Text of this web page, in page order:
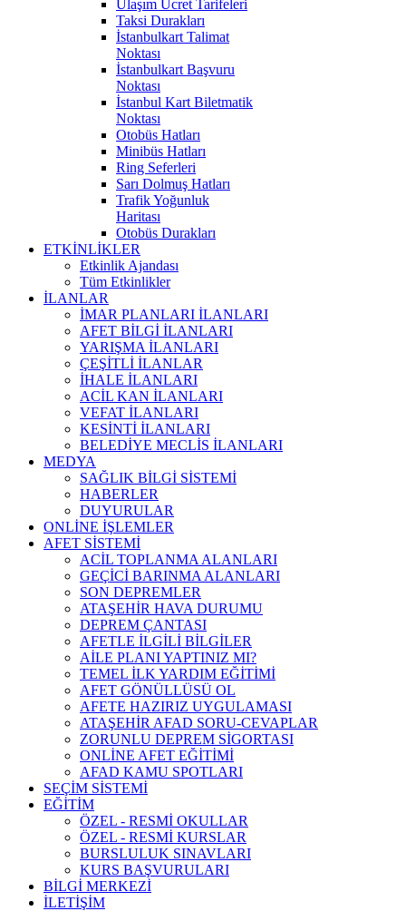
Ulaşım Ücret Tarifeleri
Taksi Durakları
İstanbulkart Talimat
Noktası
İstanbulkart Başvuru
Noktası
İstanbul Kart Biletmatik
Noktası
Otobüs Hatları
Minibüs Hatları
Ring Seferleri
Sarı Dolmuş Hatları
Trafik Yoğunluk
Haritası
Otobüs Durakları
ETKİNLİKLER
Etkinlik Ajandası
Tüm Etkinlikler
İLANLAR
İMAR PLANLARI İLANLARI
AFET BİLGİ İLANLARI
YARIŞMA İLANLARI
ÇEŞİTLİ İLANLAR
İHALE İLANLARI
ACİL KAN İLANLARI
VEFAT İLANLARI
KESİNTİ İLANLARI
BELEDİYE MECLİS İLANLARI
MEDYA
SAĞLIK BİLGİ SİSTEMİ
HABERLER
DUYURULAR
ONLİNE İŞLEMLER
AFET SİSTEMİ
ACİL TOPLANMA ALANLARI
GEÇİCİ BARINMA ALANLARI
SON DEPREMLER
ATAŞEHİR HAVA DURUMU
DEPREM ÇANTASI
AFETLE İLGİLİ BİLGİLER
AİLE PLANI YAPTINIZ MI?
TEMEL İLK YARDIM EĞİTİMİ
AFET GÖNÜLLÜSÜ OL
AFETE HAZIRIZ UYGULAMASI
ATAŞEHİR AFAD SORU-CEVAPLAR
ZORUNLU DEPREM SİGORTASI
ONLİNE AFET EĞİTİMİ
AFAD KAMU SPOTLARI
SEÇİM SİSTEMİ
EĞİTİM
ÖZEL - RESMİ OKULLAR
ÖZEL - RESMİ KURSLAR
BURSLULUK SINAVLARI
KURS BAŞVURULARI
BİLGİ MERKEZİ
İLETİŞİM